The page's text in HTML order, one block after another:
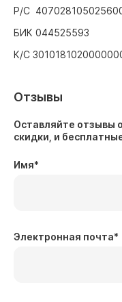
Р/С
БИК 044525593
К/С
Отзывы
Оставляйте отзывы
скидки, и
Имя*
Электронная почта*